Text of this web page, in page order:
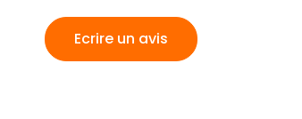
Ecrire un avis